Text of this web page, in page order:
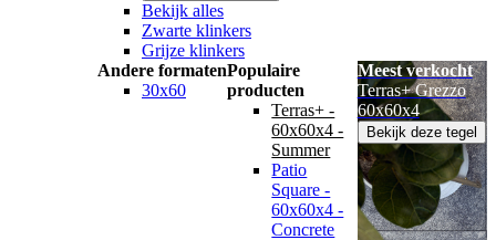
Bekijk alles
Zwarte klinkers
Grijze klinkers
Andere formaten
30x60
Populaire
producten
Terras+ -
60x60x4 -
Summer
Patio
Square -
60x60x4 -
Concrete
Meest verkocht
Terras+ Grezzo
60x60x4
Bekijk deze tegel